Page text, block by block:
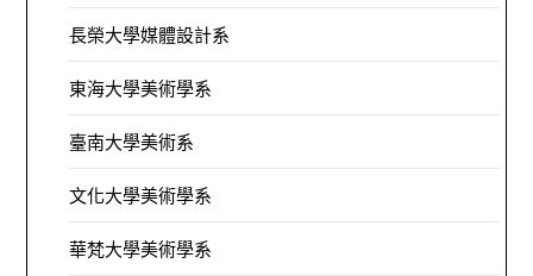
長榮大學媒體設計系
東海大學美術學系
臺南大學美術系
文化大學美術學系
華梵大學美術學系